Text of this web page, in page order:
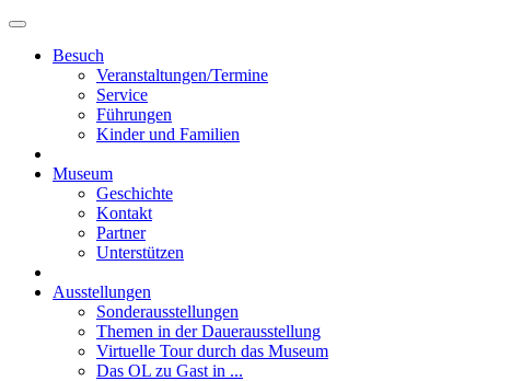
Besuch
Veranstaltungen/Termine
Service
Führungen
Kinder und Familien
Museum
Geschichte
Kontakt
Partner
Unterstützen
Ausstellungen
Sonderausstellungen
Themen in der Dauerausstellung
Virtuelle Tour durch das Museum
Das OL zu Gast in ...